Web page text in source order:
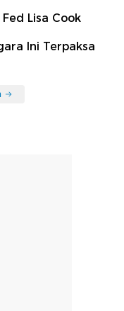
Lisa Cook
Ini Terpaksa